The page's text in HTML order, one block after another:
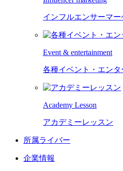
インフルエンサーマ
Event & entertainment
各種イベント・エンタ
Academy Lesson
アカデミーレッスン
所属ライバー
企業情報